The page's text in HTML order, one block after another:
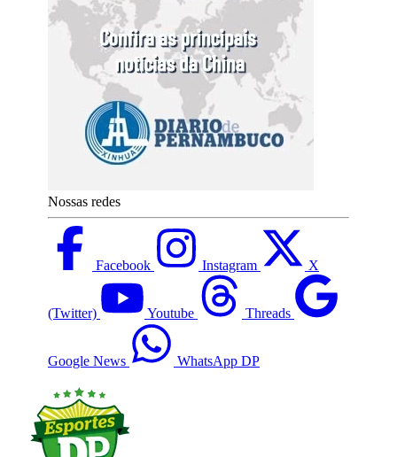
Nossas redes
Facebook Instagram X
(Twitter) Youtube Threads
Google News WhatsApp DP